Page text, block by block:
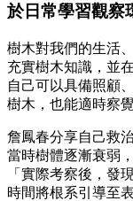
於日常學習觀察
樹木對我們的生活
充實樹木知識，並
自己可以具備照顧
樹木，也能適時察
詹鳳春分享自己救
當時樹體逐漸衰弱
「實際考察後，發
時間將根系引導至